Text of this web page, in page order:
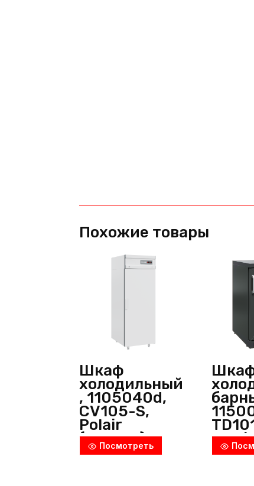
Похожие товары
Шкаф
холодильный
, 1105040d,
CV105-S,
Polair
(Россия)
Посмотреть Polair